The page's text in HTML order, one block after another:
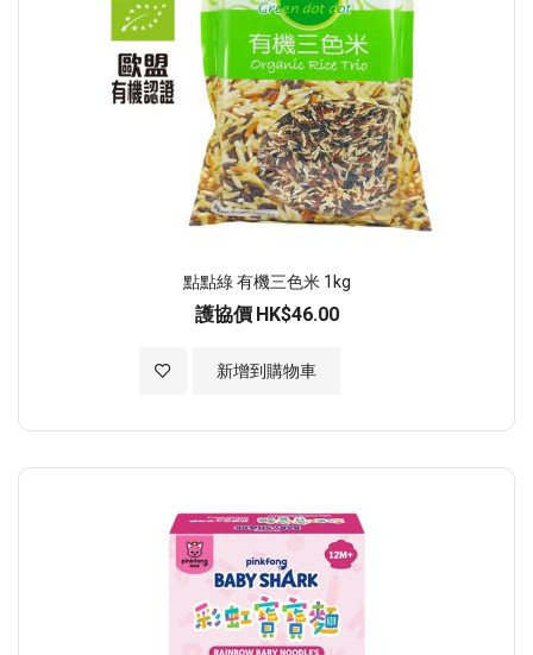
點點綠 有機三色米 1kg
護協價 HK$46.00
新增到購物車
加入至願望清單